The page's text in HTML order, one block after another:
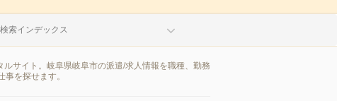
索インデックス
サイト。岐阜県岐阜市の派遣/求人情報を職種、勤務
を探せます。